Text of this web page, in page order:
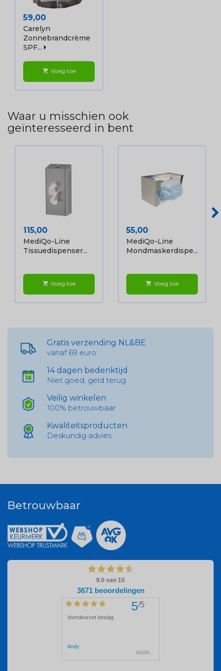
Prijs
59,00
Carelyn
Zonnebrandcrème
SPF...
shopping_cart Voeg toe
Waar u misschien ook
geïnteresseerd in bent
Prijs
115,00
MediQo-Line
Tissuedispenser...
shopping_cart Voeg toe
Prijs
55,00
MediQo-Line
Mondmaskerdispe...
shopping_cart Voeg toe
Gratis verzending NL&BE
vanaf 69 euro
14 dagen bedenktijd
Niet goed, geld terug
Veilig winkelen
100% betrouwbaar
Kwaliteitsproducten
Deskundig advies
Betrouwbaar